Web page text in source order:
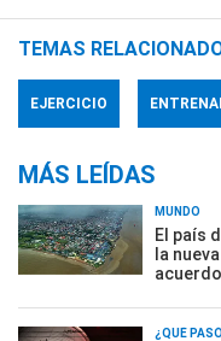
TEMAS
EJERCICIO
MÁS LEÍDAS
MUNDO
El país
la
¿QUÉ